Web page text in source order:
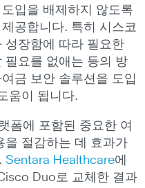
입을 배제하지 않도록
공합니다. 특히 시스코
성장함에 따라 필요한
필요를 없애는 등의 방
금 보안 솔루션을 도입
움이 됩니다.
폼에 포함된 중요한 여
을 절감하는 데 효과가
Sentara Healthcare에
Duo로 교체한 결과